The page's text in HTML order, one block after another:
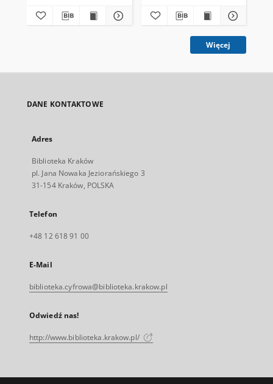
Więcej
DANE KONTAKTOWE
Adres
Biblioteka Kraków
pl. Jana Nowaka Jeziorańskiego 3
31-154 Kraków, POLSKA
Telefon
+48 12 618 91 00
E-Mail
biblioteka.cyfrowa@biblioteka.krakow.pl
Odwiedź nas!
http://www.biblioteka.krakow.pl/